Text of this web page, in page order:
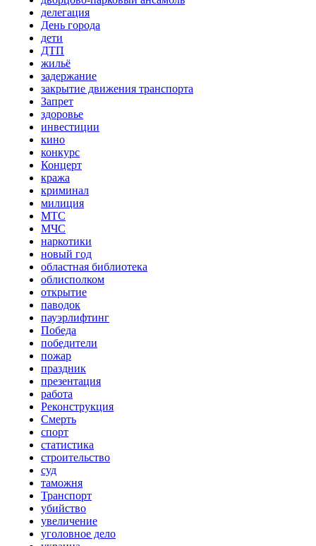
делегация
День города
дети
ДТП
жильё
задержание
закрытие движения транспорта
Запрет
здоровье
инвестиции
кино
конкурс
Концерт
кража
криминал
милиция
МТС
МЧС
наркотики
новый год
областная библиотека
облисполком
открытие
паводок
пауэрлифтинг
Победа
победители
пожар
праздник
презентация
работа
Реконструкция
Смерть
спорт
статистика
строительство
суд
таможня
Транспорт
убийство
увеличение
уголовное дело